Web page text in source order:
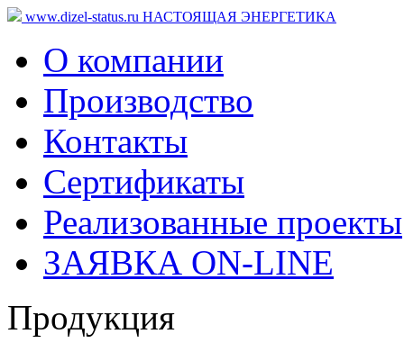
www.dizel-status.ru НАСТОЯЩАЯ ЭНЕРГЕТИКА
О компании
Производство
Контакты
Сертификаты
Реализованные проекты
ЗАЯВКА ON-LINE
Продукция